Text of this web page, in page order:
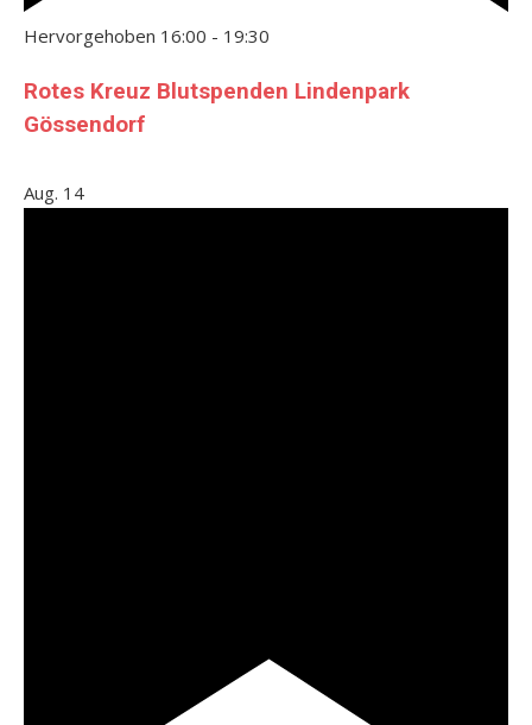
Hervorgehoben 16:00 - 19:30
Rotes Kreuz Blutspenden Lindenpark
Gössendorf
Aug. 14